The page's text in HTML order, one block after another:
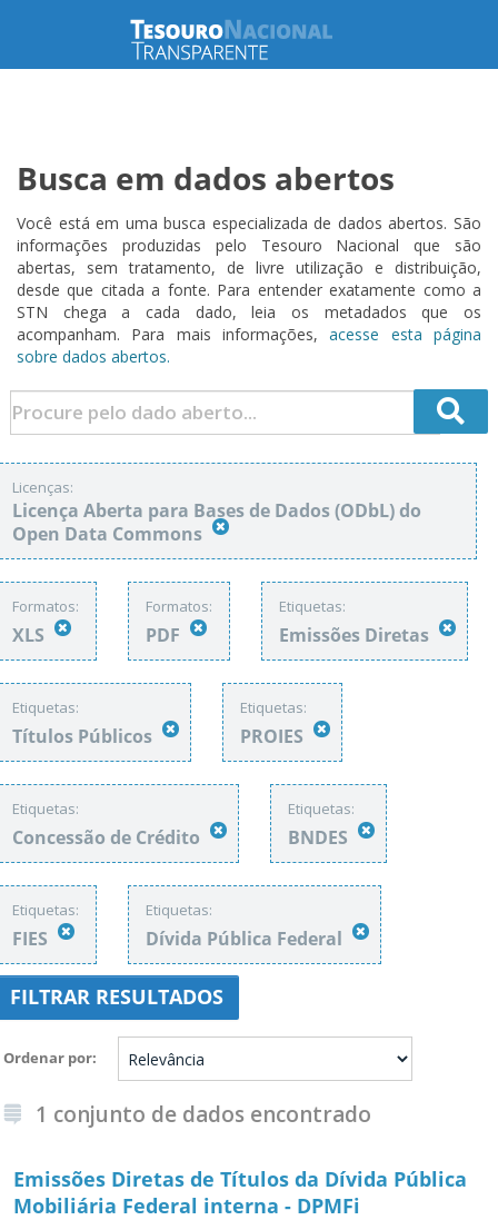
Busca em dados abertos
Você está em uma busca especializada de dados abertos. São
informações produzidas pelo Tesouro Nacional que são
abertas, sem tratamento, de livre utilização e distribuição,
desde que citada a fonte. Para entender exatamente como a
STN chega a cada dado, leia os metadados que os
acompanham. Para mais informações,acesse esta página
sobre dados abertos.
Licenças:
Licença Aberta para Bases de Dados (ODbL) do
Open Data Commons
Formatos:
XLS
Formatos:
PDF
Etiquetas:
Emissões Diretas
Etiquetas:
Títulos Públicos
Etiquetas:
PROIES
Etiquetas:
Concessão de Crédito
Etiquetas:
BNDES
Etiquetas:
FIES
Etiquetas:
Dívida Pública Federal
FILTRAR RESULTADOS
Ordenar por
1 conjunto de dados encontrado
Emissões Diretas de Títulos da Dívida Pública
Mobiliária Federal interna - DPMFi